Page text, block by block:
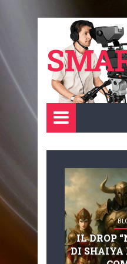
IL DROP
DI SHAIYA